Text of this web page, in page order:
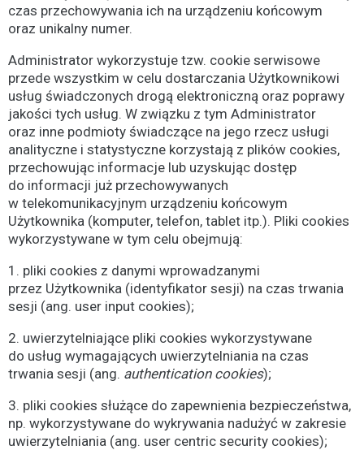
czas przechowywania ich na urządzeniu końcowym
oraz unikalny numer.
Administrator wykorzystuje tzw. cookie serwisowe
przede wszystkim w celu dostarczania Użytkownikowi
usług świadczonych drogą elektroniczną oraz poprawy
jakości tych usług. W związku z tym Administrator
oraz inne podmioty świadczące na jego rzecz usługi
analityczne i statystyczne korzystają z plików cookies,
przechowując informacje lub uzyskując dostęp
do informacji już przechowywanych
w telekomunikacyjnym urządzeniu końcowym
Użytkownika (komputer, telefon, tablet itp.). Pliki cookies
wykorzystywane w tym celu obejmują:
1. pliki cookies z danymi wprowadzanymi
przez Użytkownika (identyfikator sesji) na czas trwania
sesji (ang. user input cookies);
2. uwierzytelniające pliki cookies wykorzystywane
do usług wymagających uwierzytelniania na czas
trwania sesji (ang. authentication cookies);
3. pliki cookies służące do zapewnienia bezpieczeństwa,
np. wykorzystywane do wykrywania nadużyć w zakresie
uwierzytelniania (ang. user centric security cookies);